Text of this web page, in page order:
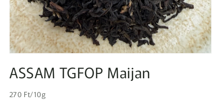
megnyitása
a
párbeszédpanelen
ASSAM TGFOP Maijan
Normál
Egységár
270 Ft/10g